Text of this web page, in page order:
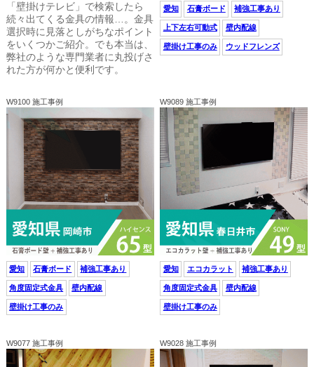
「壁掛けテレビ」で検索したら
続々出てくる金具の情報…。金具
選択時に見落としがちなポイント
をいくつかご紹介。でも本当は、
弊社のような専門業者に丸投げさ
れた方が何かと便利です。
愛知 石膏ボード 補強工事あり
上下左右可動式 壁内配線
壁掛け工事のみ ウッドフレンズ
W9100 施工事例
愛知 石膏ボード 補強工事あり
角度固定式金具 壁内配線
壁掛け工事のみ
W9089 施工事例
愛知 エコカラット 補強工事あり
角度固定式金具 壁内配線
壁掛け工事のみ
W9077 施工事例 W9028 施工事例